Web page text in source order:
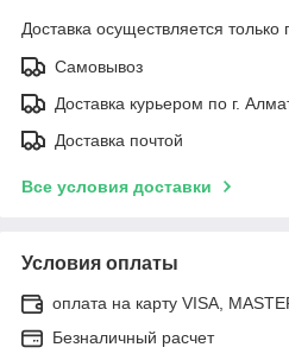
Доставка осуществляется только
Самовывоз
Доставка курьером по г.
Доставка почтой
Все условия доставки
Условия оплаты
оплата на карту VISA,
Безналичный расчет